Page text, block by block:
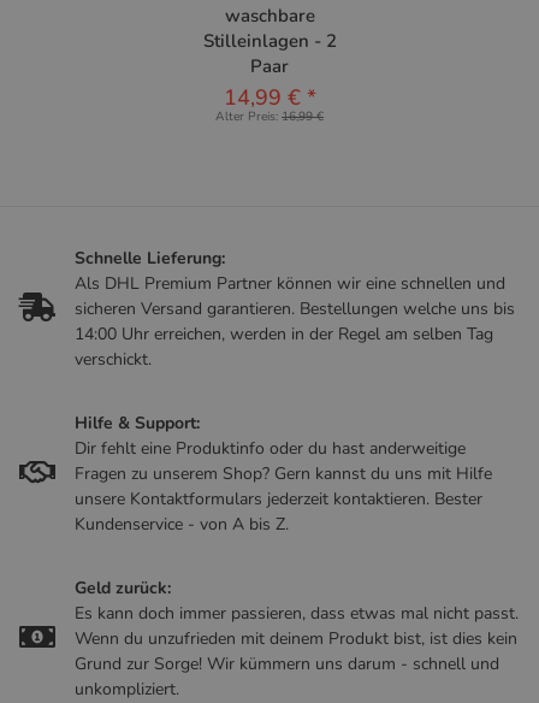
waschbare
Stilleinlagen - 2
Paar
14,99 € *
Alter Preis: 16,99 €
Schnelle Lieferung:
Als DHL Premium Partner können wir eine schnellen und
sicheren Versand garantieren. Bestellungen welche uns bis
14:00 Uhr erreichen, werden in der Regel am selben Tag
verschickt.
Hilfe & Support:
Dir fehlt eine Produktinfo oder du hast anderweitige
Fragen zu unserem Shop? Gern kannst du uns mit Hilfe
unsere Kontaktformulars jederzeit kontaktieren. Bester
Kundenservice - von A bis Z.
Geld zurück:
Es kann doch immer passieren, dass etwas mal nicht passt.
Wenn du unzufrieden mit deinem Produkt bist, ist dies kein
Grund zur Sorge! Wir kümmern uns darum - schnell und
unkompliziert.